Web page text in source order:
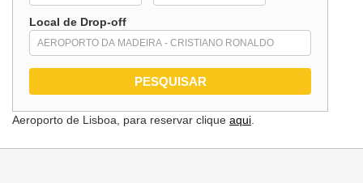
Local de Drop-off
Aeroporto de Lisboa, para reservar clique aqui.